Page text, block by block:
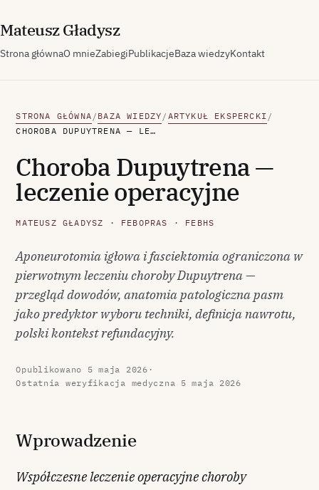
MateuszGładysz
Strona głównaO mnieZabiegiPublikacjeBaza wiedzyKontakt
STRONA GŁÓWNA / BAZA WIEDZY / ARTYKUŁ EKSPERCKI /
CHOROBA DUPUYTRENA — LECZENIE OPERACYJNE
Choroba Dupuytrena —
leczenie operacyjne
MATEUSZ GŁADYSZ · FEBOPRAS · FEBHS
Aponeurotomia igłowa i fasciektomia ograniczona w
pierwotnym leczeniu choroby Dupuytrena —
przegląd dowodów, anatomia patologiczna pasm
jako predyktor wyboru techniki, definicja nawrotu,
polski kontekst refundacyjny.
Opublikowano 5 maja 2026 ·
Ostatnia weryfikacja medyczna 5 maja 2026
Wprowadzenie
Współczesne leczenie operacyjne choroby